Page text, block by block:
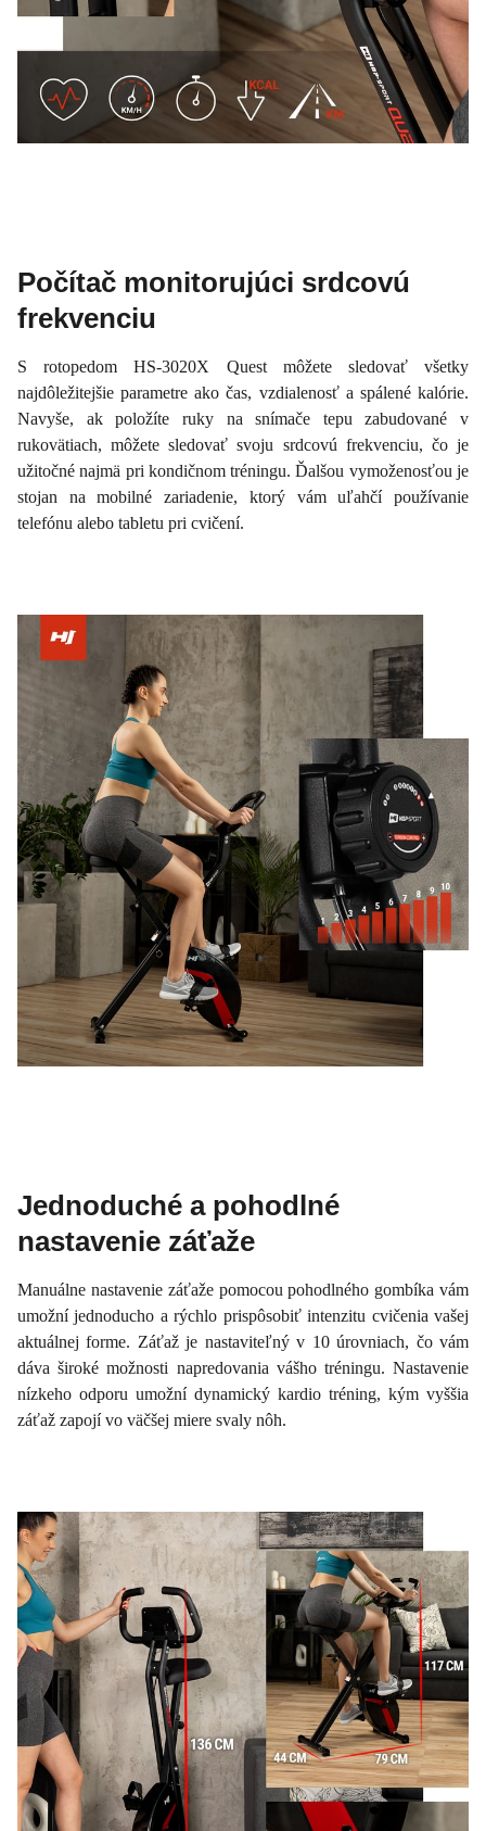
Počítač monitorujúci srdcovú
frekvenciu
S rotopedom HS-3020X Quest môžete sledovať všetky
najdôležitejšie parametre ako čas, vzdialenosť a spálené kalórie.
Navyše, ak položíte ruky na snímače tepu zabudované v
rukovätiach, môžete sledovať svoju srdcovú frekvenciu, čo je
užitočné najmä pri kondičnom tréningu. Ďalšou vymoženosťou je
stojan na mobilné zariadenie, ktorý vám uľahčí používanie
telefónu alebo tabletu pri cvičení.
Jednoduché a pohodlné
nastavenie záťaže
Manuálne nastavenie záťaže pomocou pohodlného gombíka vám
umožní jednoducho a rýchlo prispôsobiť intenzitu cvičenia vašej
aktuálnej forme. Záťaž je nastaviteľný v 10 úrovniach, čo vám
dáva široké možnosti napredovania vášho tréningu. Nastavenie
nízkeho odporu umožní dynamický kardio tréning, kým vyššia
záťaž zapojí vo väčšej miere svaly nôh.